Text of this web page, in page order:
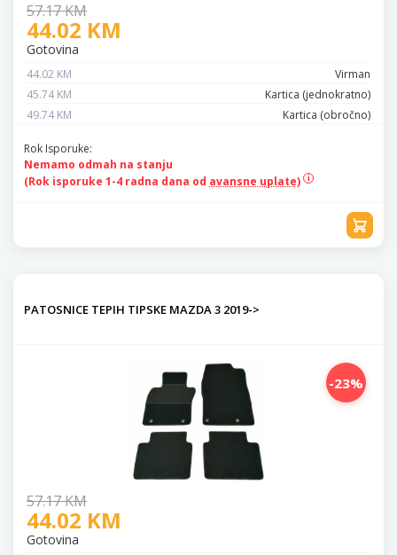
57.17 KM
44.02 KM
Gotovina
44.02 KM
Virman
45.74 KM
Kartica (jednokratno)
49.74 KM
Kartica (obročno)
Rok Isporuke:
Nemamo odmah na stanju
(Rok isporuke 1-4 radna dana od avansne uplate)
PATOSNICE TEPIH TIPSKE MAZDA 3 2019->
-23%
57.17 KM
44.02 KM
Gotovina